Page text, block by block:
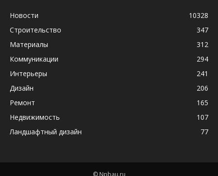
Новости
10328
Строительство
347
Материалы
312
Коммуникации
294
Интерьеры
241
Дизайн
206
Ремонт
165
Недвижимость
107
Ландшафтный дизайн
77
© Npbau.ru